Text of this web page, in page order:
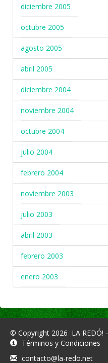
diciembre 2005
octubre 2005
agosto 2005
abril 2005
diciembre 2004
noviembre 2004
octubre 2004
julio 2004
febrero 2004
noviembre 2003
julio 2003
abril 2003
febrero 2003
enero 2003
© Copyright 2026 LA REDÓ! -
Términos y Condiciones
contacto@la-redo.net